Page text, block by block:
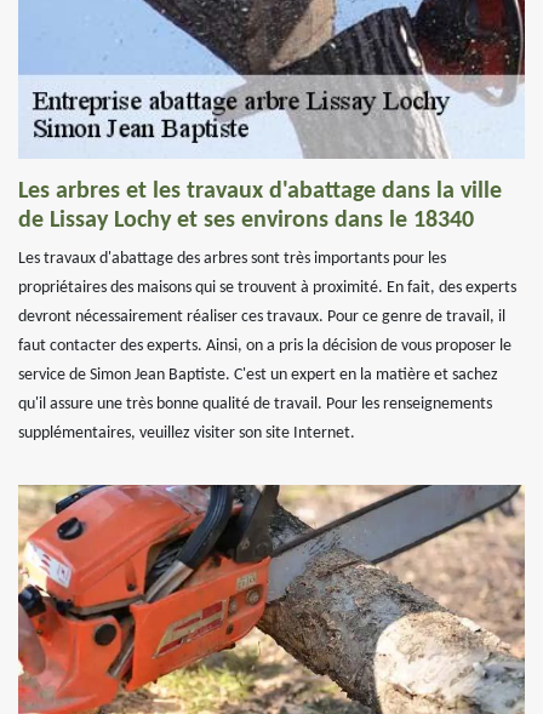
Les arbres et les travaux d'abattage dans la ville
de Lissay Lochy et ses environs dans le 18340
Les travaux d'abattage des arbres sont très importants pour les
propriétaires des maisons qui se trouvent à proximité. En fait, des experts
devront nécessairement réaliser ces travaux. Pour ce genre de travail, il
faut contacter des experts. Ainsi, on a pris la décision de vous proposer le
service de Simon Jean Baptiste. C'est un expert en la matière et sachez
qu'il assure une très bonne qualité de travail. Pour les renseignements
supplémentaires, veuillez visiter son site Internet.